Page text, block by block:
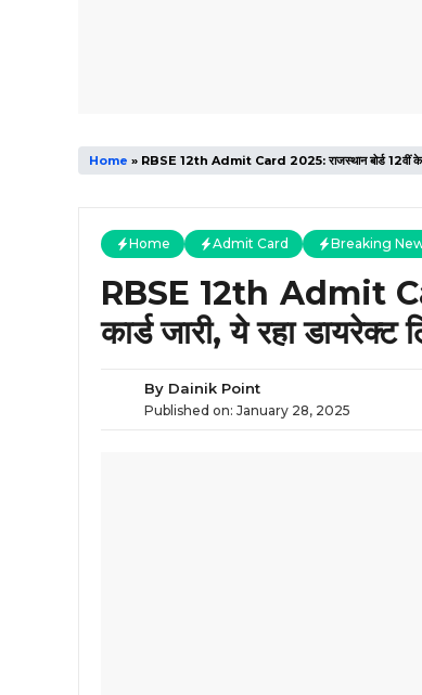
Home » RBSE 12th Admit Card 2025: राजस्थान बोर्ड 12वीं के
Home Admit Card Breaking
RBSE 12th Admit
कार्ड जारी, ये रहा डायरेक्ट
By Dainik Point
Published on: January 28, 2025